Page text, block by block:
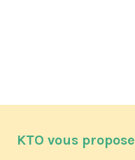
KTO vous propose